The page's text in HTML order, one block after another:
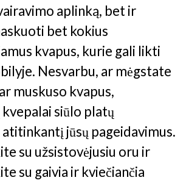
aplinką, bet ir
bet kokius
kvapus, kurie gali likti
Nesvarbu, ar mėgstate
muskuso kvapus,
siūlo platų
jūsų pageidavimus.
su užsistovėjusiu oru ir
su gaivia ir kviečiančia